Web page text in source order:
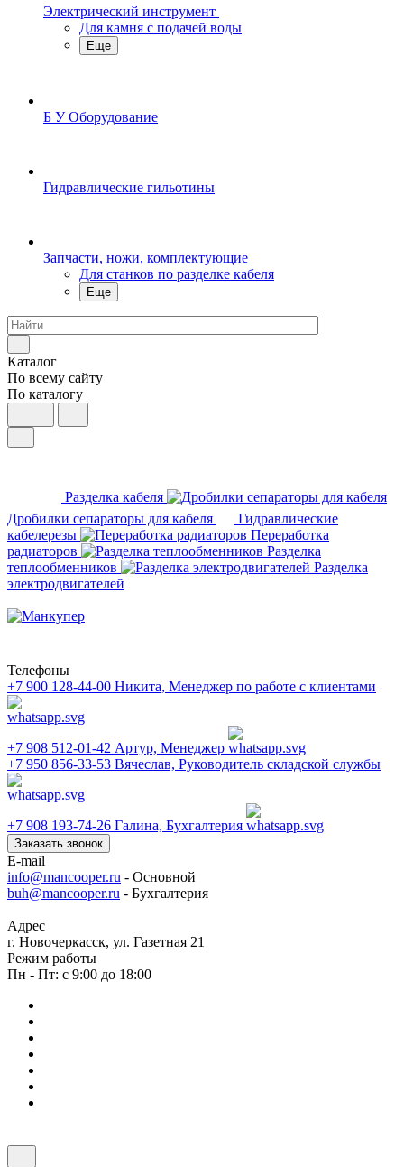
Электрический инструмент
Для камня с подачей воды
Еще
Б У Оборудование
Гидравлические гильотины
Запчасти, ножи, комплектующие
Для станков по разделке кабеля
Еще
Каталог
По всему сайту
По каталогу
Разделка кабеля
Дробилки сепараторы для кабеля
Гидравлические
кабелерезы
Переработка
радиаторов
Разделка
теплообменников
Разделка
электродвигателей
Телефоны
+7 900 128-44-00 Никита, Менеджер по работе с клиентами
+7 908 512-01-42 Артур, Менеджер
+7 950 856-33-53 Вячеслав, Руководитель складской службы
+7 908 193-74-26 Галина, Бухгалтерия
Заказать звонок
E-mail
info@mancooper.ru - Основной
buh@mancooper.ru - Бухгалтерия
Адрес
г. Новочеркасск, ул. Газетная 21
Режим работы
Пн - Пт: с 9:00 до 18:00